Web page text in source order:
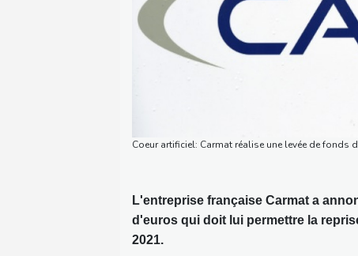
Coeur artificiel: Carmat réalise une levée de fonds
L'entreprise française Carmat a
d'euros qui doit lui permettre la
2021.